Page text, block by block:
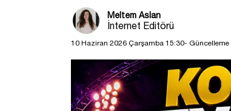
Meltem Aslan
İnternet Editörü
10 Haziran 2026 Çarşamba 15:30- Güncelleme